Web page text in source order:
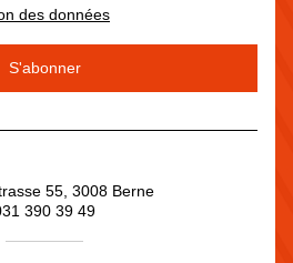
des données
S'abonner
55, 3008 Berne
390 39 49